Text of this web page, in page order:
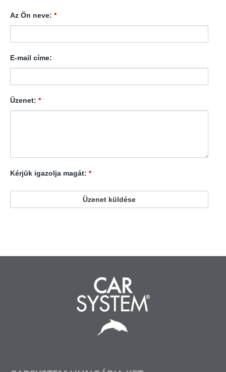
Az Ön neve: *
E-mail címe:
Üzenet: *
Kérjük igazolja magát: *